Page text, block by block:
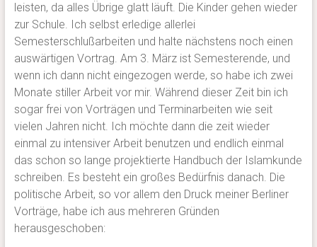
leisten, da alles Übrige glatt läuft. Die Kinder gehen wieder
zur Schule. Ich selbst erledige allerlei
Semesterschlußarbeiten und halte nächstens noch einen
auswärtigen Vortrag. Am 3. März ist Semesterende, und
wenn ich dann nicht eingezogen werde, so habe ich zwei
Monate stiller Arbeit vor mir. Während dieser Zeit bin ich
sogar frei von Vorträgen und Terminarbeiten wie seit
vielen Jahren nicht. Ich möchte dann die zeit wieder
einmal zu intensiver Arbeit benutzen und endlich einmal
das schon so lange projektierte Handbuch der Islamkunde
schreiben. Es besteht ein großes Bedürfnis danach. Die
politische Arbeit, so vor allem den Druck meiner Berliner
Vorträge, habe ich aus mehreren Gründen
herausgeschoben: